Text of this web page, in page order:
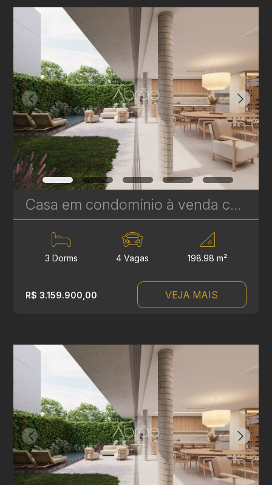
Casa em condomínio à venda com 3 suítes em Campina do Siqueira - 312,44 m² - Casa Áurea | Ref. 1770
3 Dorms 4 Vagas 198.98 m²
R$ 3.159.900,00 VEJA MAIS